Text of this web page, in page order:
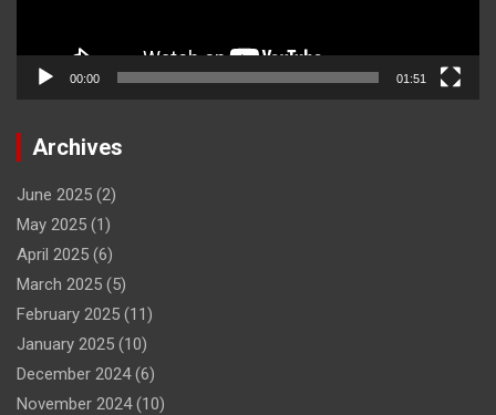
00:00 01:51
Archives
June 2025 (2)
May 2025 (1)
April 2025 (6)
March 2025 (5)
February 2025 (11)
January 2025 (10)
December 2024(6)
November 2024(10)